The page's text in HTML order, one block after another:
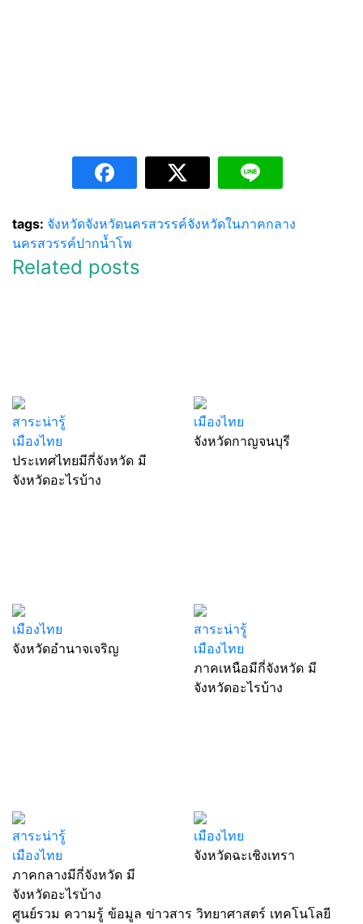
tags: จังหวัดจังหวัดนครสวรรค์จังหวัดในภาคกลาง
นครสวรรค์ปากน้ำโพ
Related posts
สาระน่ารู้
เมืองไทย
ประเทศไทยมีกี่จังหวัด มี
จังหวัดอะไรบ้าง
เมืองไทย
จังหวัดกาญจนบุรี
เมืองไทย
จังหวัดอำนาจเจริญ
สาระน่ารู้
เมืองไทย
ภาคเหนือมีกี่จังหวัด มี
จังหวัดอะไรบ้าง
สาระน่ารู้
เมืองไทย
ภาคกลางมีกี่จังหวัด มี
จังหวัดอะไรบ้าง
เมืองไทย
จังหวัดฉะเชิงเทรา
ศูนย์รวม ความรู้ ข้อมูล ข่าวสาร วิทยาศาสตร์ เทคโนโลยี